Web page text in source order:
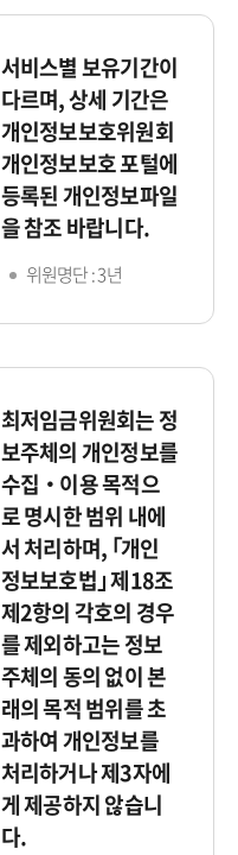
서비스별 보유기간이
다르며, 상세 기간은
개인정보보호위원회
개인정보보호 포털에
등록된 개인정보파일
을 참조 바랍니다.
위원명단 : 3년
최저임금위원회는 정
보주체의 개인정보를
수집‧이용 목적으
로 명시한 범위 내에
서 처리하며, ｢개인
정보보호법｣ 제18조
제2항의 각호의 경우
를 제외하고는 정보
주체의 동의 없이 본
래의 목적 범위를 초
과하여 개인정보를
처리하거나 제3자에
게 제공하지 않습니
다.